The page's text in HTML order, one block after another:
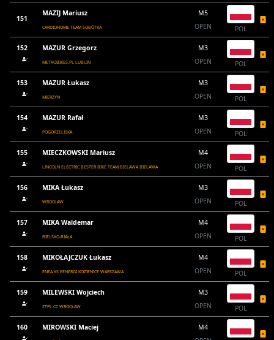
151
MAZIJ Mariusz
CARDIOHOME TEAM SOBÓTKA
M5
OPEN
POL
152 MAZUR Grzegorz
METROBIKES.PL LUBLIN
M3
OPEN
POL
153 MAZUR Łukasz
MIERZYN
M3
OPEN
POL
154 MAZUR Rafał
POGORZELISKA
M3
OPEN
POL
155 MIECZKOWSKI Mariusz
LINCOLN ELECTRIC BESTER BIKE TEAM BIELAWA BIELAWA
M4
OPEN
POL
156 MIKA Łukasz
WROCŁAW
M3
OPEN
POL
157 MIKA Waldemar
BIELSKO-BIAŁA
M4
OPEN
POL
158 MIKOŁAJCZUK Łukasz
ENEA KS EENERGI KOZIENICE WARSZAWA
M4
OPEN
POL
159 MILEWSKI Wojciech
ZTPL.CC WROCŁAW
M3
OPEN
POL
160 MIROWSKI Maciej
M4